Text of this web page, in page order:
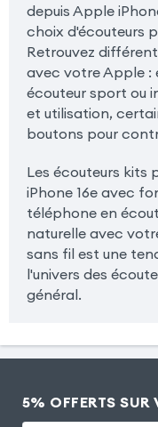
depuis Apple
choix d'écouteurs
Retrouvez
avec votre Apple :
écouteur sport ou
et utilisation,
boutons pour
Les écouteurs kits
iPhone 16e avec
téléphone en
naturelle avec
sans fil est une
l'univers des
général.
5% OFFERTS SUR